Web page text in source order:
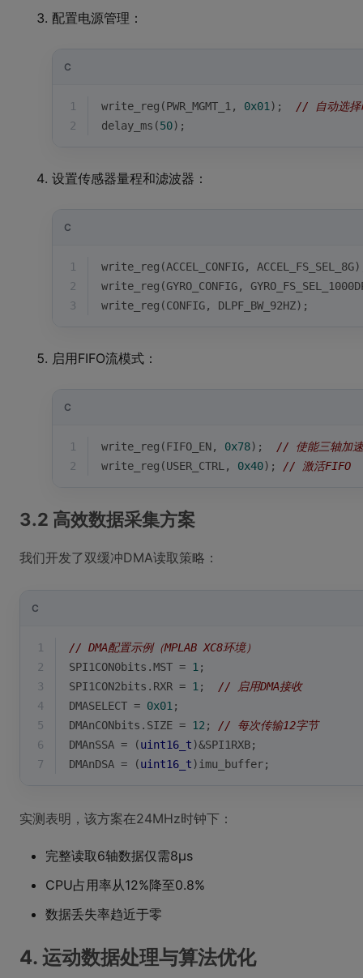
配置电源管理：
C
1 write_reg(PWR_MGMT_1, 0x01 ); // 自动选择
2
delay_ms(50);
设置传感器量程和滤波器：
C
1
write_reg(ACCEL_CONFIG,
2
write_reg(GYRO_CONFIG,
3
write_reg(CONFIG, DLPF_BW_92HZ);
启用FIFO流模式：
C
1 write_reg(FIFO_EN, 0x78); // 使能三轴加速
2
write_reg(USER_CTRL, 0x40); // 激活FIFO
3.2 高效数据采集方案
我们开发了双缓冲DMA读取策略：
C
1
// DMA配置示例（MPLAB XC8环境）
2
SPI1CON0bits.MST = 1 ;
3
SPI1CON2bits.RXR = 1 ; // 启用DMA接收
4
DMASELECT = 0x01 ;
5
DMAnCONbits.SIZE = 12 ; // 每次传输12字节
6
DMAnSSA = (uint16_t)&SPI1RXB;
7
DMAnDSA = (uint16_t)imu_buffer;
实测表明，该方案在24MHz时钟下：
完整读取6轴数据仅需8μs
CPU占用率从12%降至0.8%
数据丢失率趋近于零
4. 运动数据处理与算法优化